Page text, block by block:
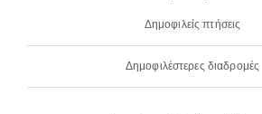
Δημοφιλείς πτήσεις
Δημοφιλέστερες διαδρομές